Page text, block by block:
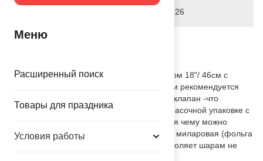
Меню
Расширенный поиск
Товары для праздника
Условия работы
Дата последнего изменения
28-01-2026
Вес
Круглый фольгированный шар диаметром 18"/ 46см с
оригинальным дизайном. При надувании рекомендуется
использовать гелий. Имеет встроенный клапан -что
упрощает надувание. Поставляется в красочной упаковке с
цветным изображением шара, благодаря чему можно
выставлять товар в сдутом виде. Тонкая миларовая (фольга
на полиэтиленовой основе) пленка позволяет шарам не